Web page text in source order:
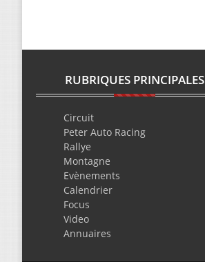
RUBRIQUES PRINCIPALES
Circuit
Peter Auto Racing
Rallye
Montagne
Evènements
Calendrier
Focus
Video
Annuaires